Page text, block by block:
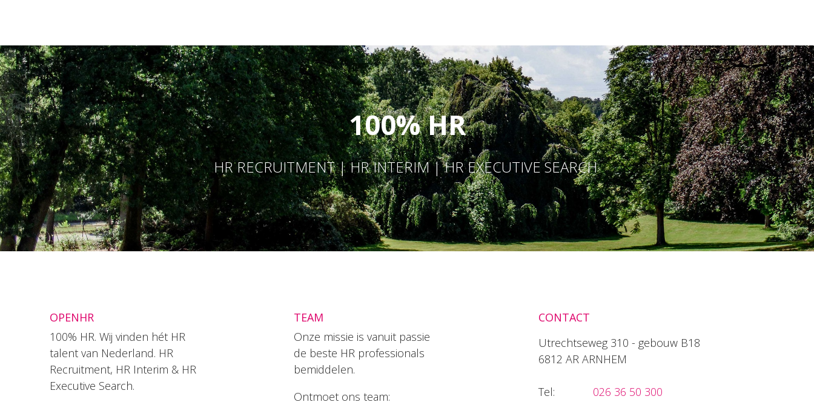
100% HR
HR RECRUITMENT | HR INTERIM | HR EXECUTIVE SEARCH
OPENHR
100% HR. Wij vinden hét HR
talent van Nederland. HR
Recruitment, HR Interim & HR
Executive Search.
TEAM
Onze missie is vanuit passie
de beste HR professionals
bemiddelen.
Ontmoet ons team:
CONTACT
Utrechtseweg 310 - gebouw B18
6812 AR ARNHEM
Tel:
026 36 50 300